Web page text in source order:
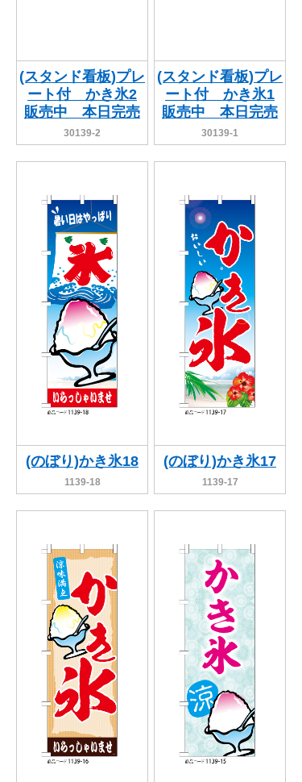
(スタンド看板)プレ
ート付 かき氷2
販売中 本日完売
30139-2
(スタンド看板)プレ
ート付 かき氷1
販売中 本日完売
30139-1
(のぼり)かき氷18
1139-18
(のぼり)かき氷17
1139-17